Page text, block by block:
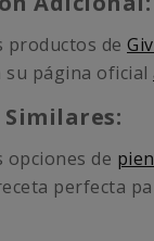
productos de
página oficial
opciones de
perfecta